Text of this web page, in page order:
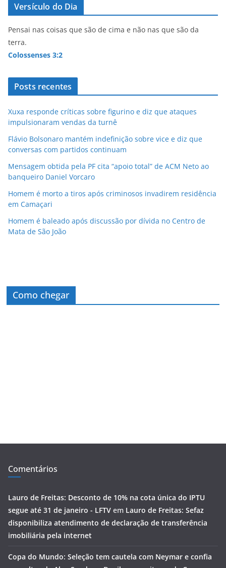
Versículo do Dia
Pensai nas coisas que são de cima e não nas que são da
terra.
Colossenses 3:2
Posts recentes
Xuxa responde críticas sobre figurino e diz que ataques
impulsionaram vendas da turnê
Flávio Bolsonaro mantém indefinição sobre vice e diz que
conversas com partidos continuam
Mensagem obtida pela PF cita “apoio total” de ACM Neto ao
banqueiro Daniel Vorcaro
Homem é morto a tiros após criminosos invadirem residência
em Camaçari
Homem é baleado após discussão por dívida no Centro de
Mata de São João
Como chegar
Comentários
Lauro de Freitas: Desconto de 10% na cota única do IPTU
segue até 31 de janeiro - LFTV em Lauro de Freitas: Sefaz
disponibiliza atendimento de declaração de transferência
imobiliária pela internet
Copa do Mundo: Seleção tem cautela com Neymar e confia